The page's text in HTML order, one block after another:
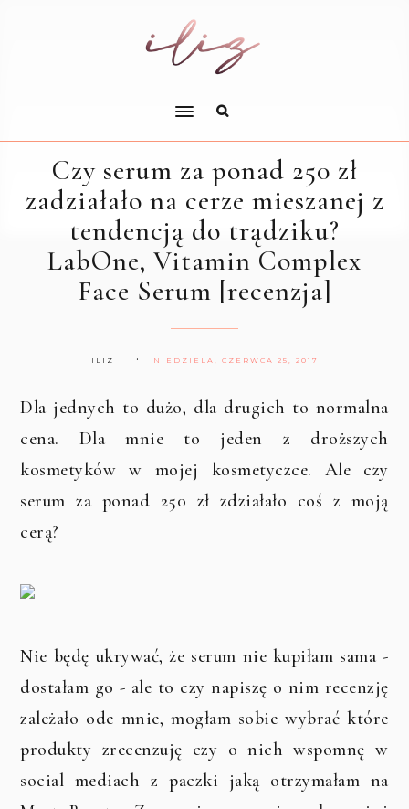
Czy serum za ponad 250 zł
zadziałało na cerze mieszanej z
tendencją do trądziku?
LabOne, Vitamin Complex
Face Serum [recenzja]
ILIZ NIEDZIELA, CZERWCA 25, 2017
Dla jednych to dużo, dla drugich to normalna
cena. Dla mnie to jeden z droższych
kosmetyków w mojej kosmetyczce. Ale czy
serum za ponad 250 zł zdziałało coś z moją
cerą?
Nie będę ukrywać, że serum nie kupiłam sama -
dostałam go - ale to czy napiszę o nim recenzję
zależało ode mnie, mogłam sobie wybrać które
produkty zrecenzuję czy o nich wspomnę w
social mediach z paczki jaką otrzymałam na